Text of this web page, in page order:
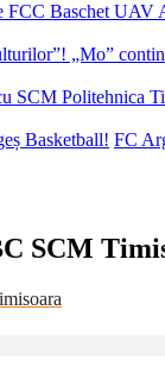
FCC Baschet UAV
„Mo”
SCM Politehnica
Basketball! FC
SCM